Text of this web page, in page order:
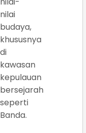
nilai
budaya,
khususnya
di
kawasan
kepulauan
bersejarah
seperti
Banda.